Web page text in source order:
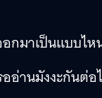
กมาเป็นแบบไห
อ่านมังงะกันต่อ